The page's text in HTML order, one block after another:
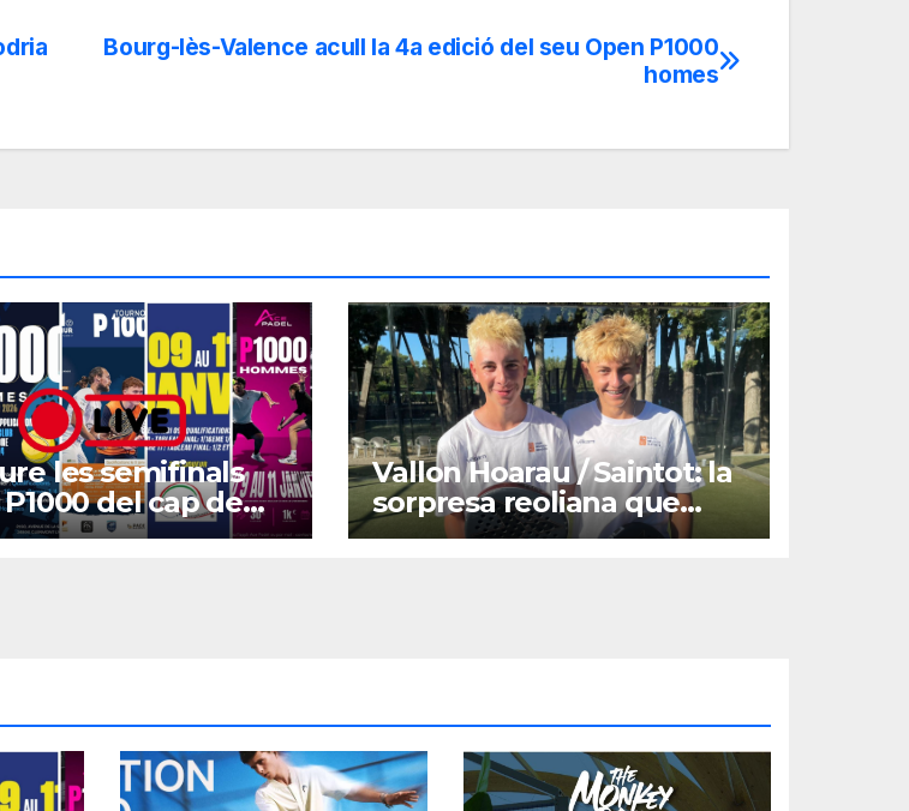
Bourg-lès-Valence acull la 4a edició del seu Open P1000
homes
les semifinals
del cap de
Vallon Hoarau / Saintot: la
sorpresa reoliana que
desafia la cap de sèrie 1